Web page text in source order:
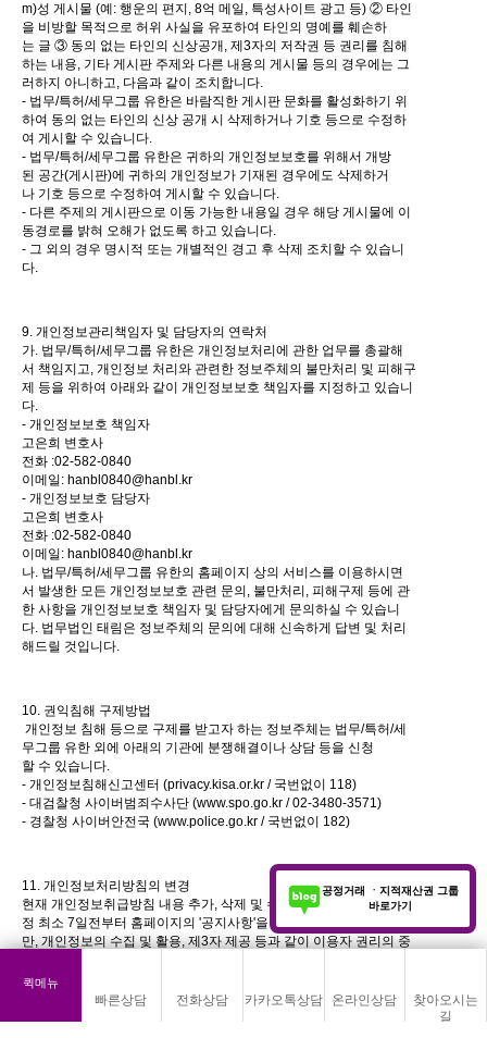
공정거래 ㆍ지적재산권 그룹
바로가기
퀵메뉴
빠른상담 전화상담 카카오톡상담 온라인상담
찾아오시는
길
m)성 게시물 (예: 행운의 편지, 8억 메일, 특성사이트 광고 등) ② 타인
을 비방할 목적으로 허위 사실을 유포하여 타인의 명예를 훼손하
는 글 ③ 동의 없는 타인의 신상공개, 제3자의 저작권 등 권리를 침해
하는 내용, 기타 게시판 주제와 다른 내용의 게시물 등의 경우에는 그
러하지 아니하고, 다음과 같이 조치합니다.
- 법무/특허/세무그룹 유한은 바람직한 게시판 문화를 활성화하기 위
하여 동의 없는 타인의 신상 공개 시 삭제하거나 기호 등으로 수정하
여 게시할 수 있습니다.
- 법무/특허/세무그룹 유한은 귀하의 개인정보보호를 위해서 개방
된 공간(게시판)에 귀하의 개인정보가 기재된 경우에도 삭제하거
나 기호 등으로 수정하여 게시할 수 있습니다.
- 다른 주제의 게시판으로 이동 가능한 내용일 경우 해당 게시물에 이
동경로를 밝혀 오해가 없도록 하고 있습니다.
- 그 외의 경우 명시적 또는 개별적인 경고 후 삭제 조치할 수 있습니
다.
9. 개인정보관리책임자 및 담당자의 연락처
가. 법무/특허/세무그룹 유한은 개인정보처리에 관한 업무를 총괄해
서 책임지고, 개인정보 처리와 관련한 정보주체의 불만처리 및 피해구
제 등을 위하여 아래와 같이 개인정보보호 책임자를 지정하고 있습니
다.
- 개인정보보호 책임자
고은희 변호사
전화 :02-582-0840
이메일: hanbl0840@hanbl.kr
- 개인정보보호 담당자
고은희 변호사
전화 :02-582-0840
이메일: hanbl0840@hanbl.kr
나. 법무/특허/세무그룹 유한의 홈페이지 상의 서비스를 이용하시면
서 발생한 모든 개인정보보호 관련 문의, 불만처리, 피해구제 등에 관
한 사항을 개인정보보호 책임자 및 담당자에게 문의하실 수 있습니
다. 법무법인 태림은 정보주체의 문의에 대해 신속하게 답변 및 처리
해드릴 것입니다.
10. 권익침해 구제방법
개인정보 침해 등으로 구제를 받고자 하는 정보주체는 법무/특허/세
무그룹 유한 외에 아래의 기관에 분쟁해결이나 상담 등을 신청
할 수 있습니다.
- 개인정보침해신고센터 (privacy.kisa.or.kr / 국번없이 118)
- 대검찰청 사이버범죄수사단 (www.spo.go.kr / 02-3480-3571)
- 경찰청 사이버안전국 (www.police.go.kr / 국번없이 182)
11. 개인정보처리방침의 변경
현재 개인정보취급방침 내용 추가, 삭제 및 수정이 있을 시에는 개
정 최소 7일전부터 홈페이지의 '공지사항'을 통해 고지할 것입니다. 다
만, 개인정보의 수집 및 활용, 제3자 제공 등과 같이 이용자 권리의 중
- 공고일자: